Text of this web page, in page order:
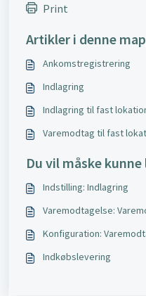
Print
Artikler i denne
Ankomstregistrering
Indlagring
Indlagring til fast
Varemodtag til fast
Du vil måske kunne
Indstilling: Indlagring
Varemodtagelse:
Konfiguration:
Indkøbslevering